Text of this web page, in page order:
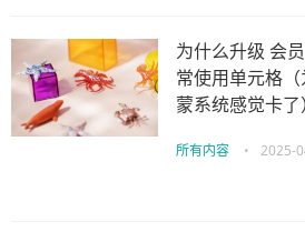
为什么升级 会
常使用单元格
蒙系统感觉卡了
所有内容 • 2025-